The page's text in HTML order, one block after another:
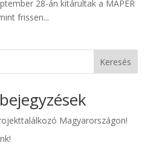
28-án kitárultak a MAPER
frissen...
Keresés
Magyarországon!